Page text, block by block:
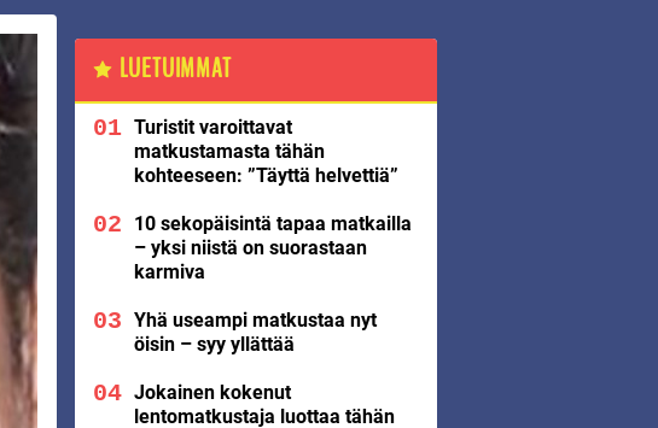
LUETUIMMAT
Turistit varoittavat
matkustamasta tähän
kohteeseen: ”Täyttä helvettiä”
10 sekopäisintä tapaa matkailla
– yksi niistä on suorastaan
karmiva
Yhä useampi matkustaa nyt
öisin – syy yllättää
Jokainen kokenut
lentomatkustaja luottaa tähän